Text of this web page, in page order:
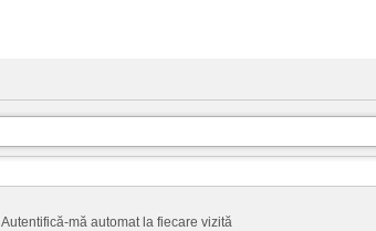
Autentifică-mă automat la fiecare vizită